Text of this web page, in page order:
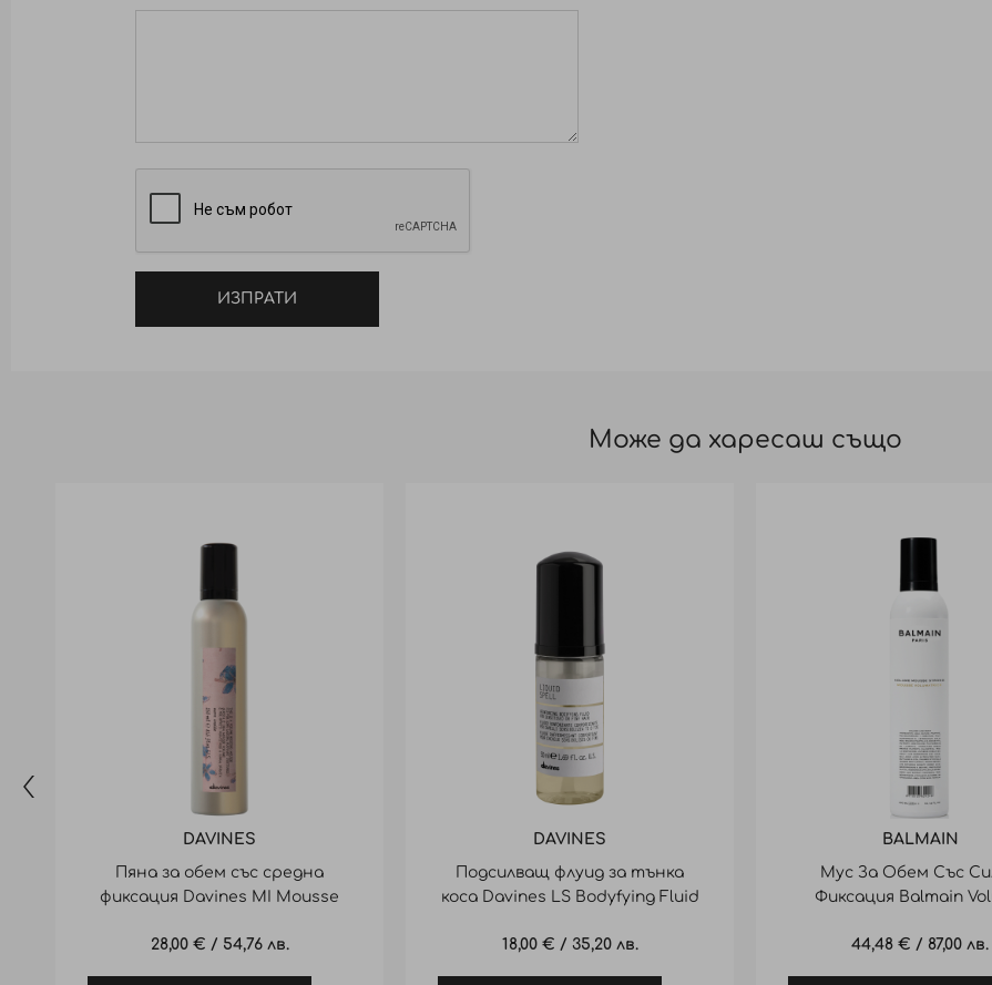
ИЗПРАТИ
Може да харесаш също
DAVINES
Пяна за обем със средна
фиксация Davines MI Mousse
28,00 € / 54,76 лв.
DAVINES
Подсилващ флуид за тънка
коса Davines LS Bodyfying Fluid
18,00 € / 35,20 лв.
BALMAIN
Мус За Обем Със
Фиксация Balmain
44,48 € / 87,00 лв.